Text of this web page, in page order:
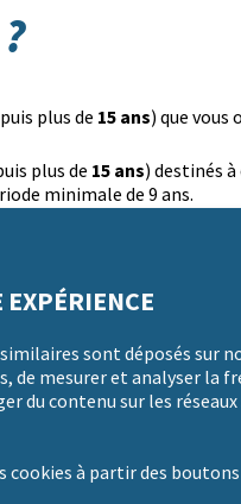
plus de 15 ans) que vous
plus de 15 ans) destinés
minimale de 9 ans.
conseille sur les aspects
pouvez prétendre.
pour évaluer les
Renseignez-vous par
sont déposés sur
de mesurer et analyser la
du contenu sur les réseaux
cookies à partir des boutons